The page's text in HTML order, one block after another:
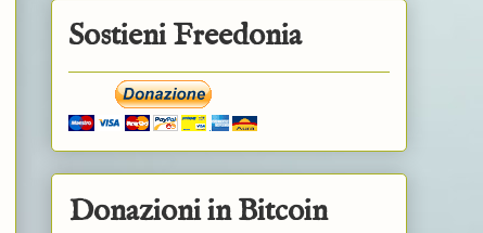
Sostieni Freedonia
Donazioni in Bitcoin